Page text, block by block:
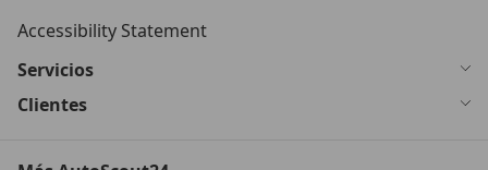
Accessibility Statement
Servicios
Clientes